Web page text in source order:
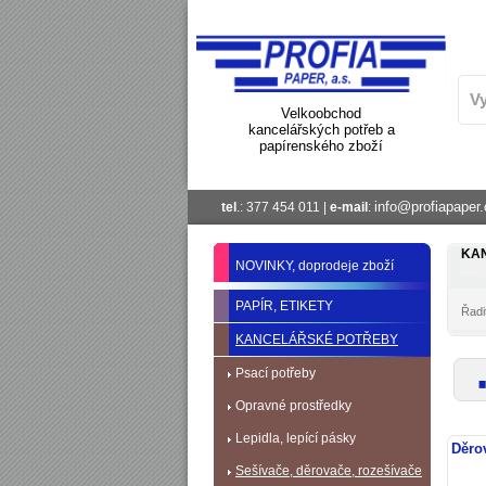
Velkoobchod
kancelářských potřeb a
papírenského zboží
tel .: 377 454 011 | e-mail :
NOVINKY, doprodeje zboží
PAPÍR, ETIKETY
KANCELÁŘSKÉ POTŘEBY
Psací potřeby
Opravné prostředky
Lepidla, lepící pásky
Sešívače, děrovače, rozešívače